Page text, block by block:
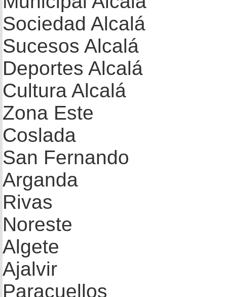
Sociedad Alcalá
Sucesos Alcalá
Deportes Alcalá
Cultura Alcalá
Zona Este
Coslada
San Fernando
Arganda
Rivas
Noreste
Algete
Ajalvir
Paracuellos